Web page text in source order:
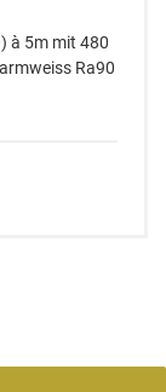
à 5m mit 480
Ra90